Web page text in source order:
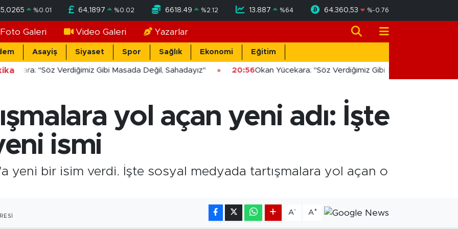
%0.01 64,1897 %0.02 6618.49 %2.12 13.887 %64 64.360,53 %-0.76
Foto Galeri Video Galeri Yazarlar
Asayiş Siyaset Spor Sağlık Ekonomi Eğitim
"Söz Verdiğimiz Gibi Masada Değil, Sahadayız" 20:56Okan Yücekara: "Söz Verdiğimiz Gibi Masada Değil,
yol açan yeni adı: İşte
ismi
yeni bir isim verdi. İşte sosyal medyada tartışmalara yol açan o
A- A+